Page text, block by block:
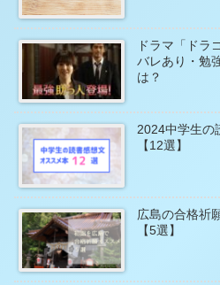
ドラマ「ドラ
バレあり・勉
は？
2024中学生の
【12選】
広島の合格祈
【5選】